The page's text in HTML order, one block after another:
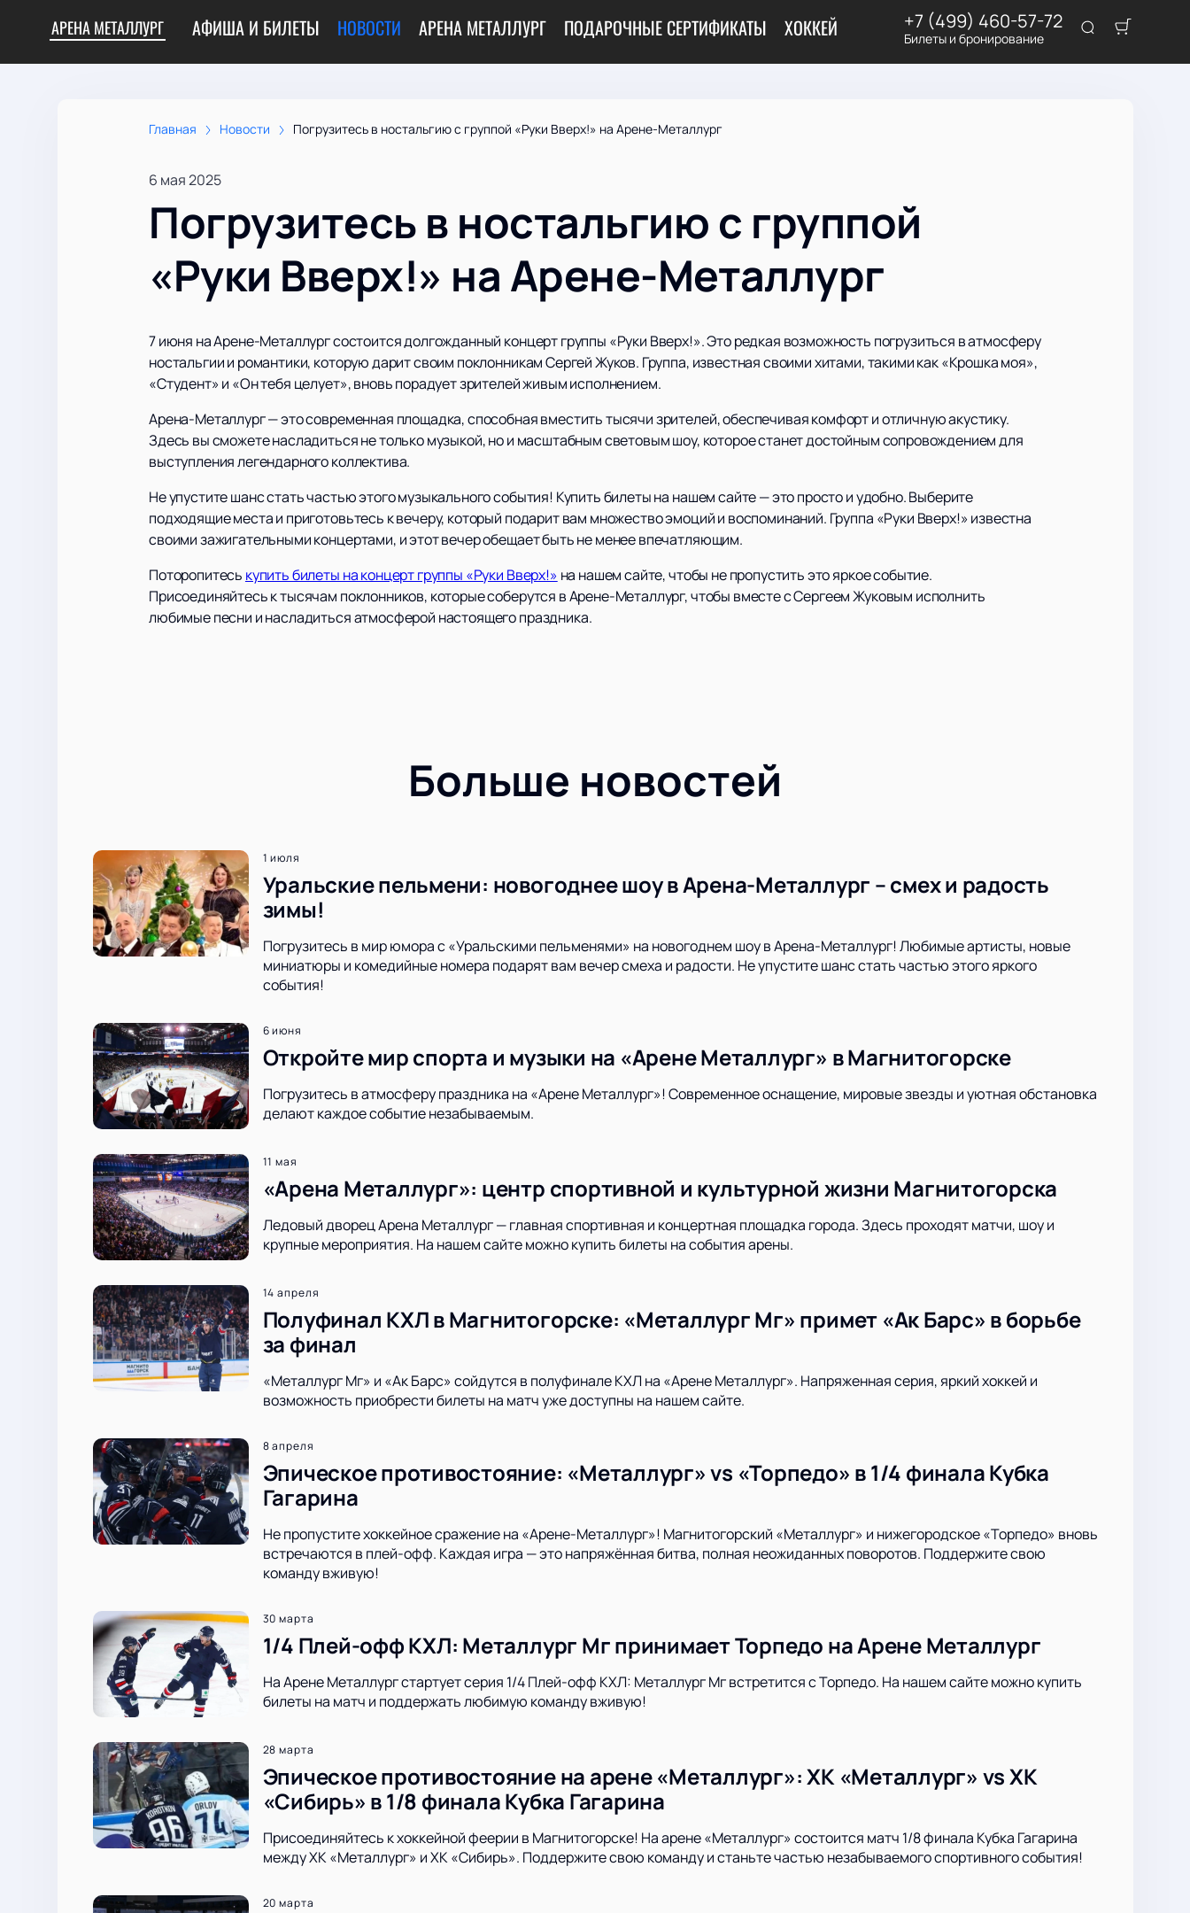
АРЕНА МЕТАЛЛУРГ АФИША И БИЛЕТЫ НОВОСТИ АРЕНА МЕТАЛЛУРГ ПОДАРОЧНЫЕ СЕРТИФИКАТЫ ХОККЕЙ +7 (499) 460-57-72
Билеты и бронирование
Главная Новости Погрузитесь в ностальгию с группой «Руки Вверх!» на Арене-Металлург
6 мая 2025
Погрузитесь в ностальгию с группой
«Руки Вверх!» на Арене-Металлург
7 июня на Арене-Металлург состоится долгожданный концерт группы «Руки Вверх!». Это редкая возможность погрузиться в атмосферу
ностальгии и романтики, которую дарит своим поклонникам Сергей Жуков. Группа, известная своими хитами, такими как «Крошка моя»,
«Студент» и «Он тебя целует», вновь порадует зрителей живым исполнением.
Арена-Металлург — это современная площадка, способная вместить тысячи зрителей, обеспечивая комфорт и отличную акустику.
Здесь вы сможете насладиться не только музыкой, но и масштабным световым шоу, которое станет достойным сопровождением для
выступления легендарного коллектива.
Не упустите шанс стать частью этого музыкального события! Купить билеты на нашем сайте — это просто и удобно. Выберите
подходящие места и приготовьтесь к вечеру, который подарит вам множество эмоций и воспоминаний. Группа «Руки Вверх!» известна
своими зажигательными концертами, и этот вечер обещает быть не менее впечатляющим.
Поторопитесь купить билеты на концерт группы «Руки Вверх!» на нашем сайте, чтобы не пропустить это яркое событие.
Присоединяйтесь к тысячам поклонников, которые соберутся в Арене-Металлург, чтобы вместе с Сергеем Жуковым исполнить
любимые песни и насладиться атмосферой настоящего праздника.
Больше новостей
1 июля
Уральские пельмени: новогоднее шоу в Арена-Металлург – смех и радость
зимы!
Погрузитесь в мир юмора с «Уральскими пельменями» на новогоднем шоу в Арена-Металлург! Любимые артисты, новые
миниатюры и комедийные номера подарят вам вечер смеха и радости. Не упустите шанс стать частью этого яркого
события!
6 июня
Откройте мир спорта и музыки на «Арене Металлург» в Магнитогорске
Погрузитесь в атмосферу праздника на «Арене Металлург»! Современное оснащение, мировые звезды и уютная обстановка
делают каждое событие незабываемым.
11 мая
«Арена Металлург»: центр спортивной и культурной жизни Магнитогорска
Ледовый дворец Арена Металлург — главная спортивная и концертная площадка города. Здесь проходят матчи, шоу и
крупные мероприятия. На нашем сайте можно купить билеты на события арены.
14 апреля
Полуфинал КХЛ в Магнитогорске: «Металлург Мг» примет «Ак Барс» в борьбе
за финал
«Металлург Мг» и «Ак Барс» сойдутся в полуфинале КХЛ на «Арене Металлург». Напряженная серия, яркий хоккей и
возможность приобрести билеты на матч уже доступны на нашем сайте.
8 апреля
Эпическое противостояние: «Металлург» vs «Торпедо» в 1/4 финала Кубка
Гагарина
Не пропустите хоккейное сражение на «Арене-Металлург»! Магнитогорский «Металлург» и нижегородское «Торпедо» вновь
встречаются в плей-офф. Каждая игра — это напряжённая битва, полная неожиданных поворотов. Поддержите свою
команду вживую!
30 марта
1/4 Плей-офф КХЛ: Металлург Мг принимает Торпедо на Арене Металлург
На Арене Металлург стартует серия 1/4 Плей-офф КХЛ: Металлург Мг встретится с Торпедо. На нашем сайте можно купить
билеты на матч и поддержать любимую команду вживую!
28 марта
Эпическое противостояние на арене «Металлург»: ХК «Металлург» vs ХК
«Сибирь» в 1/8 финала Кубка Гагарина
Присоединяйтесь к хоккейной феерии в Магнитогорске! На арене «Металлург» состоится матч 1/8 финала Кубка Гагарина
между ХК «Металлург» и ХК «Сибирь». Поддержите свою команду и станьте частью незабываемого спортивного события!
20 марта